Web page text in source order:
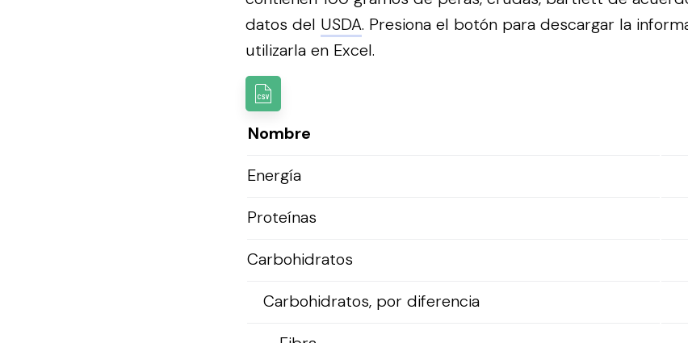
datos del USDA. Presiona el botón para descargar la
utilizarla en Excel.
Nombre
Energía
Proteínas
Carbohidratos
Carbohidratos, por diferencia